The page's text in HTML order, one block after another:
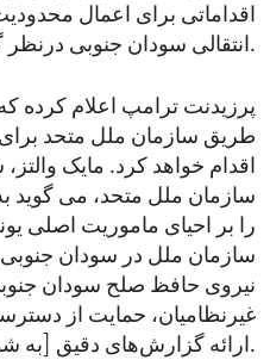
اقداماتی برای اعمال
انتقالی سودان جنوبی درنظر گرفته‌ است.
پرزیدنت ترامپ اعلام کرده
طریق سازمان ملل متحد
اقدام خواهد کرد. مایک والتز،
سازمان ملل متحد، می گوید
را بر احیای ماموریت اصلی
سازمان ملل در سودان
نیروی حافظ صلح سودان
غیرنظامیان، حمایت از
ارائه گزارش‌های دقیق [به شورای امنیت] است.